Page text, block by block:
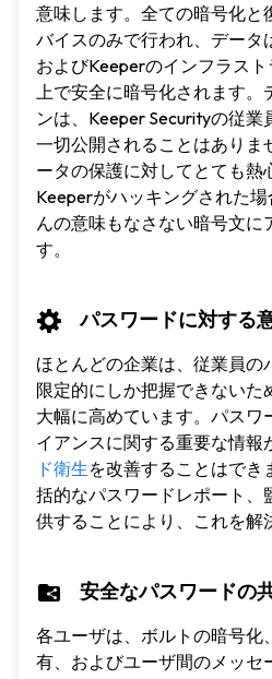
意味します。全ての暗号化と
バイスのみで行われ、データ
およびKeeperのインフラスト
上で安全に暗号化されます
ンは、Keeper Securityの従
一切公開されることはありま
ータの保護に対してとても熱
Keeperがハッキングされた
んの意味もなさない暗号文に
す。
パスワードに対する
ほとんどの企業は、従業員の
限定的にしか把握できないた
大幅に高めています。パスワ
イアンスに関する重要な情報
ド衛生を改善することはで
括的なパスワードレポート、
供することにより、これを解
安全なパスワードの
各ユーザは、ボルトの暗号化
有、およびユーザ間のメッセ